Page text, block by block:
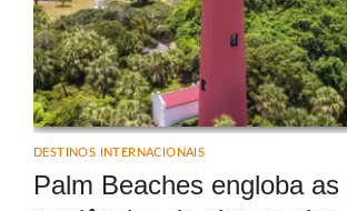
DESTINOS INTERNACIONAIS
Palm Beaches engloba